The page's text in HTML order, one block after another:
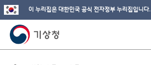
이 누리집은 대한민국 공식 전자정부 누리집입니다.